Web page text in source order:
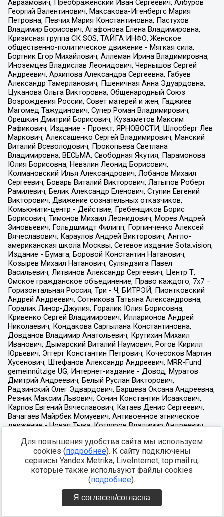
Для повышения удобства сайта мы используем
cookies (подробнее). К сайту подключены
сервисы Yandex.Metrika, LiveInternet, top.mail.ru,
которые также используют файлы cookies
(подробнее).
Я согласен/согласна